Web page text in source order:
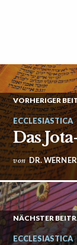
VORHERIGER
ECCLESIASTICA
Das
von DR.
NÄCHSTER
ECCLESIASTICA